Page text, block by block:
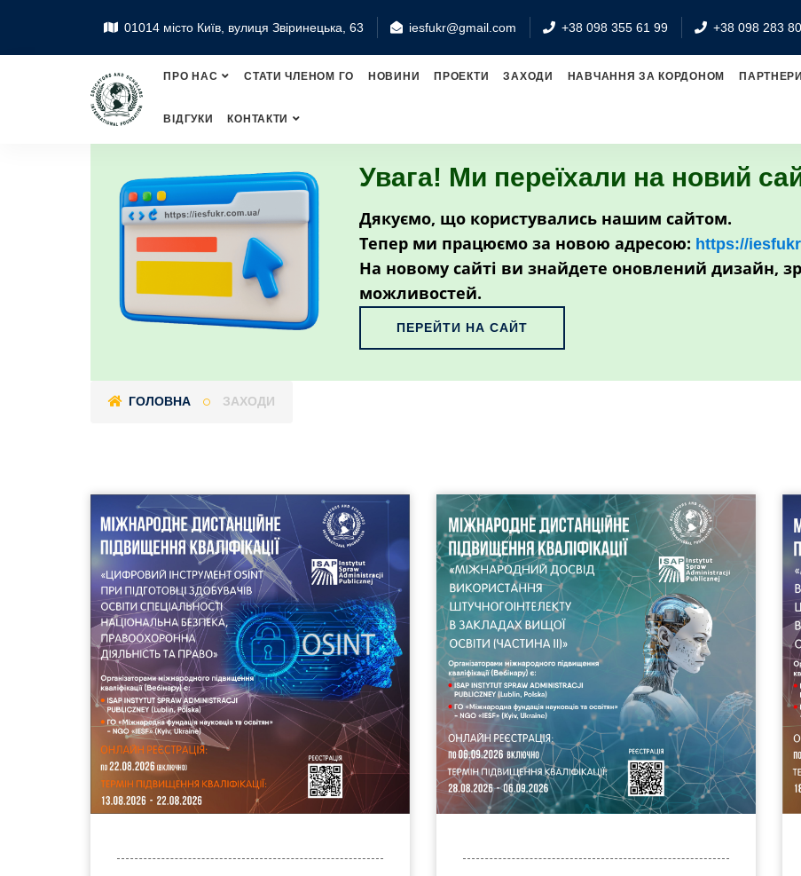
01014 місто Київ, вулиця Звіринецька, 63 iesfukr@gmail.com +38 098 355 61 99 +38 098 283
ПРО НАС СТАТИ ЧЛЕНОМ ГО НОВИНИ ПРОЕКТИ ЗАХОДИ НАВЧАННЯ ЗА КОРДОНОМ ПАРТНЕРИ
ВІДГУКИ КОНТАКТИ
Увага! Ми переїхали на новий
Дякуємо, що користувались нашим сайтом.
Тепер ми працюємо за новою адресою: https://
На новому сайті ви знайдете оновлений дизайн,
можливостей.
ПЕРЕЙТИ НА САЙТ
ГОЛОВНА ЗАХОДИ